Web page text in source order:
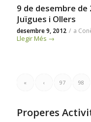
9 de desembre de
Juïgues i Ollers
desembre 9, 2012 / a
Llegir Més →
« ‹ 97 98
Properes